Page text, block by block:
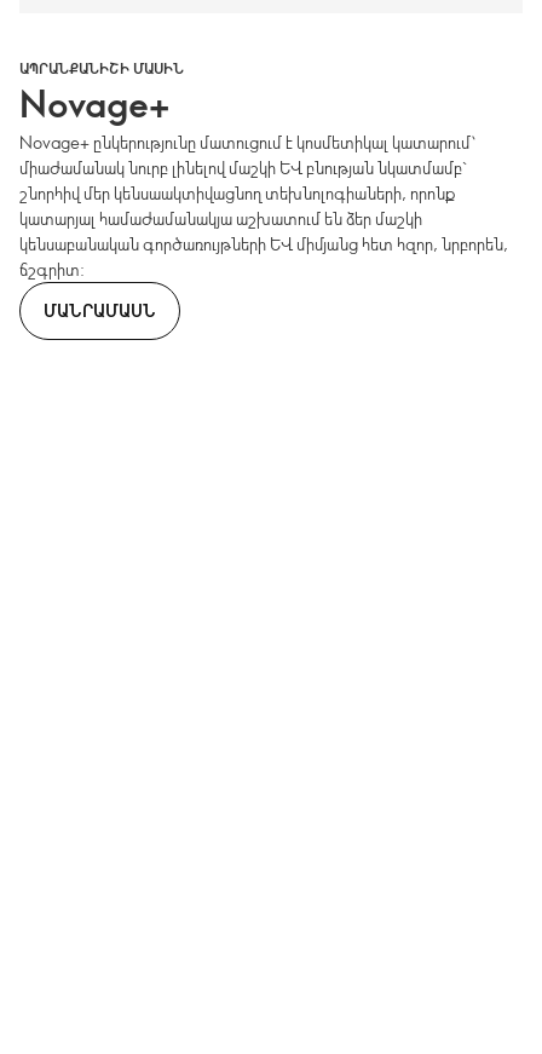
ԱՊՐԱՆՔԱՆԻՇԻ ՄԱՍԻՆ
Novage+
Novage+ ընկերությունը մատուցում է կոսմետիկալ կատարում՝
միաժամանակ նուրբ լինելով մաշկի և բնության նկատմամբ`
շնորհիվ մեր կենսաակտիվացնող տեխնոլոգիաների, որոնք
կատարյալ համաժամանակյա աշխատում են ձեր մաշկի
կենսաբանական գործառույթների և միմյանց հետ հզոր, նրբորեն,
ճշգրիտ:
ՄԱՆՐԱՄԱՍՆ